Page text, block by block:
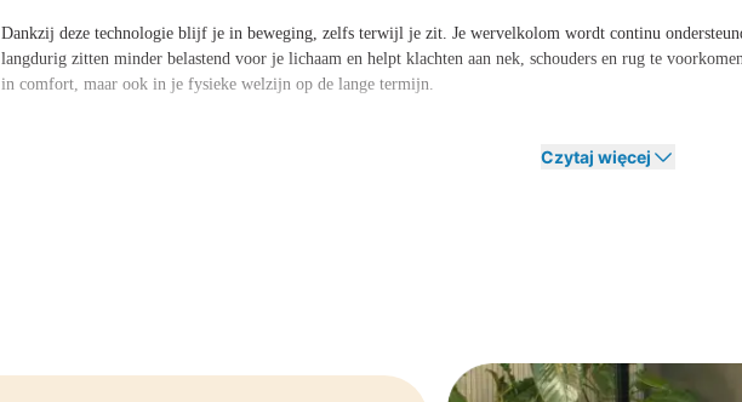
Dankzij deze technologie blijf je in beweging, zelfs terwijl je zit. Je wervelkolom wordt continu
langdurig zitten minder belastend voor je lichaam en helpt klachten aan nek, schouders en rug te
in comfort, maar ook in je fysieke welzijn op de lange termijn.
Czytaj więcej